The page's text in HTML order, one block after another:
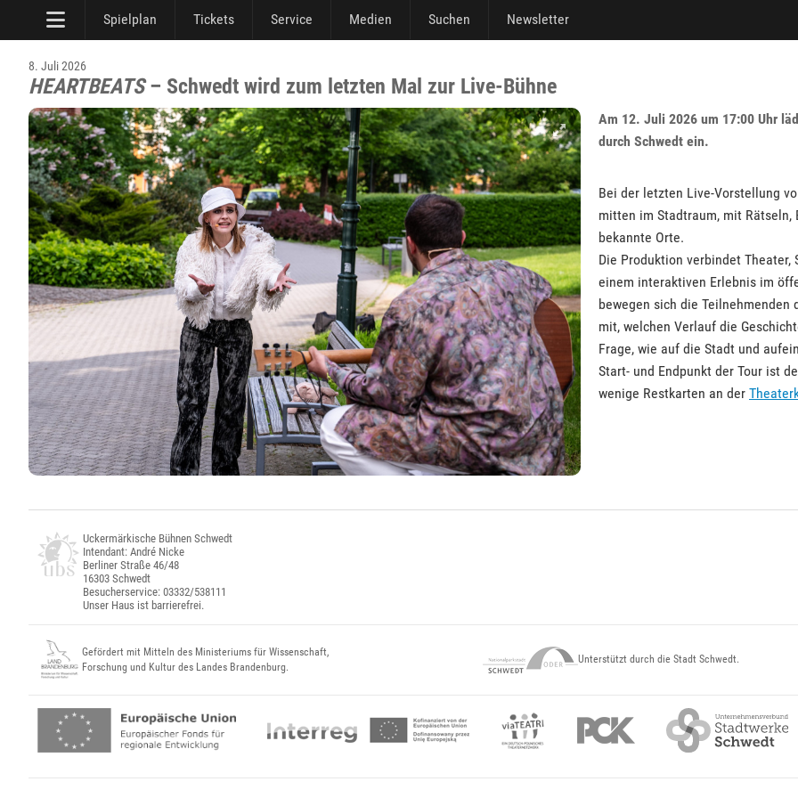
Spielplan Tickets Service Medien Suchen Newsletter
8. Juli 2026
HEARTBEATS– Schwedt wird zum letzten Mal zur Live-Bühne
Am 12. Juli 2026 um 17:00 Uhr
durch Schwedt ein.
Bei der letzten Live-Vorstellung
mitten im Stadtraum, mit Rätseln,
bekannte Orte.
Die Produktion verbindet
einem interaktiven Erlebnis im
bewegen sich die Teilnehmenden
mit, welchen Verlauf die
Frage, wie auf die Stadt und
Start- und Endpunkt der Tour ist
wenige Restkarten an der
Uckermärkische Bühnen Schwedt
Intendant: André Nicke
Berliner Straße 46/48
16303 Schwedt
Besucherservice: 03332/538111
Unser Haus ist barrierefrei.
Gefördert mit Mitteln des Ministeriums für Wissenschaft,
Forschung und Kultur des Landes Brandenburg.
Unterstützt durch die Stadt Schwedt.